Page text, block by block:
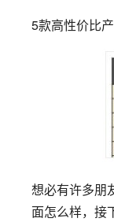
5款高性价比
想必有许多朋
面怎么样，接